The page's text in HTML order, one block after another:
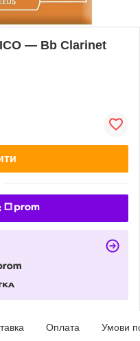
— Bb Clarinet
Оплата Умови